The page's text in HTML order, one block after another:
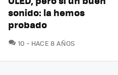
sonido: la hemos
probado
10 COMENTARIOS
HACE 8 AÑOS